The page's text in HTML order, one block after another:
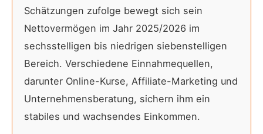
Schätzungen zufolge bewegt sich sein
Nettovermögen im Jahr 2025/2026 im
sechsstelligen bis niedrigen siebenstelligen
Bereich. Verschiedene Einnahmequellen,
darunter Online-Kurse, Affiliate-Marketing und
Unternehmensberatung, sichern ihm ein
stabiles und wachsendes Einkommen.